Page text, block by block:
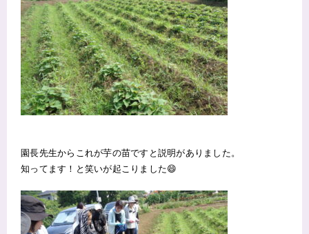
園長先生からこれが芋の苗ですと説明がありました。
知ってます！と笑いが起こりました😄